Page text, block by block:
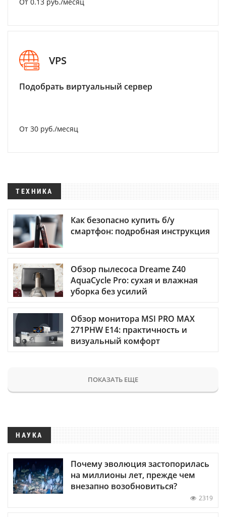
VPS
Подобрать виртуальный сервер
От 30 руб./месяц
ТЕХНИКА
Как безопасно купить б/у
смартфон: подробная инструкция
Обзор пылесоса Dreame Z40
AquaCycle Pro: сухая и влажная
уборка без усилий
Обзор монитора MSI PRO MAX
271PHW E14: практичность и
визуальный комфорт
ПОКАЗАТЬ ЕЩЕ
НАУКА
Почему эволюция застопорилась
на миллионы лет, прежде чем
внезапно возобновиться?
2319